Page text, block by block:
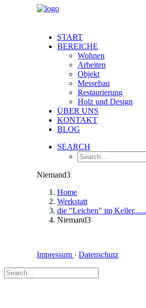
START
BEREICHE
Wohnen
Arbeiten
Objekt
Messebau
Restaurierung
Holz und Design
ÜBER UNS
KONTAKT
BLOG
SEARCH
Niemand3
Home
Werkstatt
die "Leichen" im Keller......
Niemand3
Impressum · Datenschutz